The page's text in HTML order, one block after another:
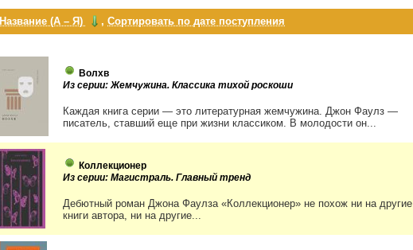
Название (А – Я) ,Сортировать по дате поступления
Волхв
Из серии: Жемчужина. Классика тихой роскоши
Каждая книга серии — это литературная жемчужина. Джон Фаулз —
писатель, ставший еще при жизни классиком. В молодости он...
Коллекционер
Из серии: Магистраль. Главный тренд
Дебютный роман Джона Фаулза «Коллекционер» не похож ни на другие
книги автора, ни на другие...